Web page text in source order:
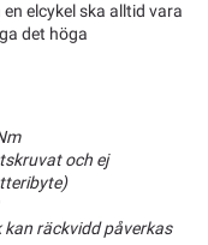
elcykel ska alltid vara
det höga
och ej
kan räckvidd påverkas